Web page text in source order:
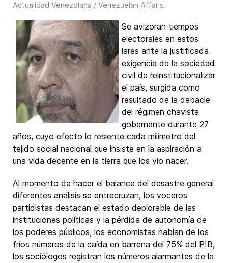
Actualidad Venezolana / Venezuelan Affairs.
Se avizoran tiempos
electorales en estos
lares ante la justificada
exigencia de la sociedad
civil de reinstitucionalizar
el país, surgida como
resultado de la debacle
del régimen chavista
gobernante durante 27
años, cuyo efecto lo resiente cada milímetro del
tejido social nacional que insiste en la aspiración a
una vida decente en la tierra que los vio nacer.
Al momento de hacer el balance del desastre general
diferentes análisis se entrecruzan, los voceros
partidistas destacan el estado deplorable de las
instituciones políticas y la pérdida de autonomía de
los poderes públicos, los economistas hablan de los
fríos números de la caída en barrena del 75% del PIB,
los sociólogos registran los números alarmantes de la